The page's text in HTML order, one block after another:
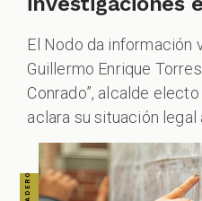
El Nodo da información
Guillermo Enrique
Conrado”, alcalde
aclara su situación legal